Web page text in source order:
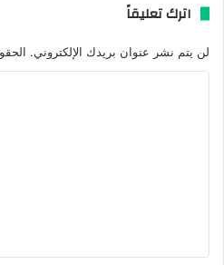
اترك تعليقاً
لن يتم نشر عنوان بريدك الإلكتروني.